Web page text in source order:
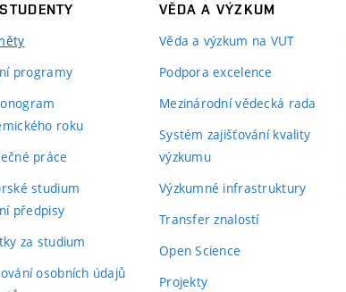
programy
roku
práce
studium
předpisy
za studium
osobních údajů
VĚDA A VÝZKUM
Věda a výzkum na VUT
Podpora excelence
Mezinárodní vědecká rada
Systém zajišťování kvality
výzkumu
Výzkumné infrastruktury
Transfer znalostí
Open Science
Projekty